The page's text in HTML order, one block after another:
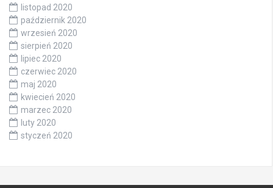
listopad 2020
październik 2020
wrzesień 2020
sierpień 2020
lipiec 2020
czerwiec 2020
maj 2020
kwiecień 2020
marzec 2020
luty 2020
styczeń 2020